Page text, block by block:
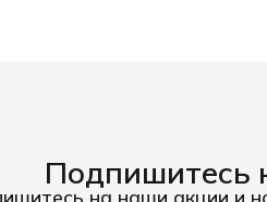
Подпишитесь
на наши акции и